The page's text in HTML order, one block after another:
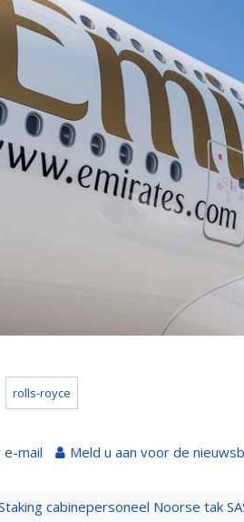
rolls-royce
mail Meld u aan voor de
cabinepersoneel Noorse tak